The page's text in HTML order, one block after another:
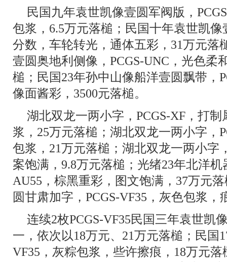
民国九年袁世凯像壹圆军阀版，
包浆，6.5万元落槌；民国十年袁世凯像
分数，车轮转光，通体五彩，31万元落
壹圆奥地利侧像，PCGS-UNC，光色柔
槌；民国23年孙中山像船洋壹圆飘带，
像面酱彩，3500元落槌。
湖北双龙一两小字，PCGS-XF，打
浆，25万元落槌；湖北双龙一两小字，
包浆，21万元落槌；湖北双龙一两小字
案饱满，9.8万元落槌；光绪23年北洋机
AU55，棕黑重彩，图文饱满，37万元
圆甘肃加字，PCGS-VF35，灰色包浆
连续2枚PCGS-VF35民国三年袁世凯
一，依次以18万元、21万元落槌；民国
VF35，灰粽包浆，些许擦痕，18万元